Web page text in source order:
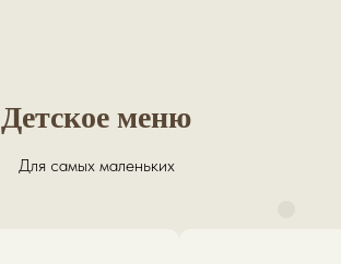
Детское меню
Для самых маленьких